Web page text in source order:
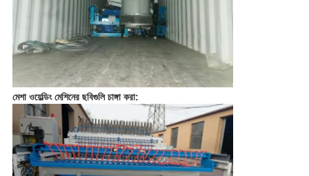
মেশা ওয়েল্ডিং মেশিনের ছবিগুলি চাঙ্গা করা: